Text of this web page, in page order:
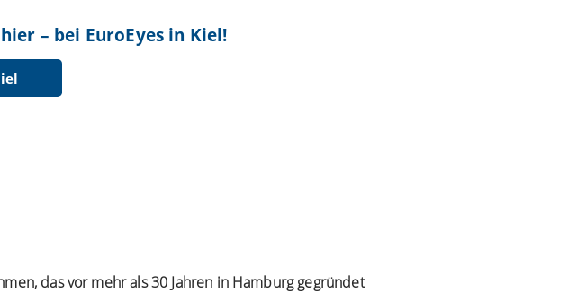
– bei EuroEyes in Kiel!
das vor mehr als 30 Jahren in Hamburg gegründet